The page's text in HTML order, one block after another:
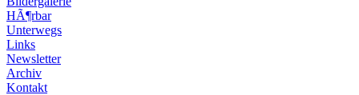
HÃ¶rbar
Unterwegs
Links
Newsletter
Archiv
Kontakt